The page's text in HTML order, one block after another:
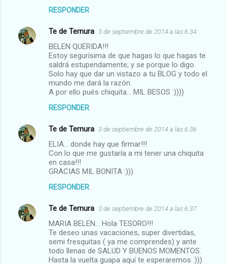
RESPONDER
Te de Ternura 3 de septiembre de 2014 a las 6:34
BELEN QUERIDA!!!
Estoy segurísima de que hagas lo que hagas te
saldrá estupendamente; y se porque lo digo.
Solo hay que dar un vistazo a tu BLOG y todo el
mundo me dará la razón.
A por ello pués chiquita... MIL BESOS :))))
RESPONDER
Te de Ternura 3 de septiembre de 2014 a las 6:36
ELIA... donde hay que firmar!!!
Con lo que me gustaría a mi tener una chiquita
en casa!!!
GRACIAS MIL BONITA :)))
RESPONDER
Te de Ternura 3 de septiembre de 2014 a las 6:37
MARIA BELEN... Hola TESORO!!!
Te deseo unas vacaciones, super divertidas,
semi fresquitas ( ya me comprendes) y ante
todo llenas de SALUD Y BUENOS MOMENTOS.
Hasta la vuelta guapa aquí te esperaremos :)))